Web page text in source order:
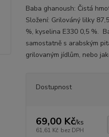
Baba ghanoush: Čistá
Složení: Grilováný lilky
%, kyselina E330 0,5 %.
samostatně s arabským
grilovaným jídlům, nebo
Dostupnost
69,00 Kč/ks
61,61 Kč bez DPH